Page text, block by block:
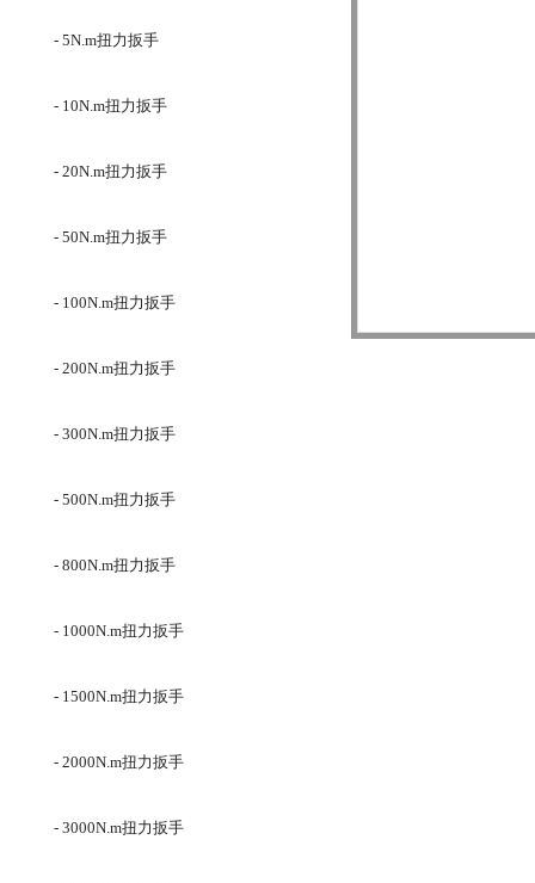
- 5N.m扭力扳手
- 10N.m扭力扳手
- 20N.m扭力扳手
- 50N.m扭力扳手
- 100N.m扭力扳手
- 200N.m扭力扳手
- 300N.m扭力扳手
- 500N.m扭力扳手
- 800N.m扭力扳手
- 1000N.m扭力扳手
- 1500N.m扭力扳手
- 2000N.m扭力扳手
- 3000N.m扭力扳手